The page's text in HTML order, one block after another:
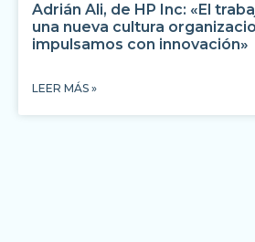
Adrián Ali, de HP Inc: «El
una nueva cultura
impulsamos con innovación»
LEER MÁS »